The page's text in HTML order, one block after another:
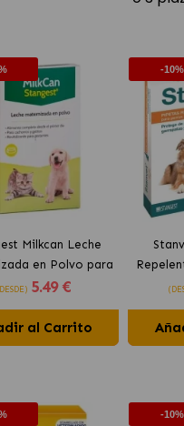
Milkcan Leche
en Polvo para
y Gatitos
5.49 €
al Carrito
-10%
-10%